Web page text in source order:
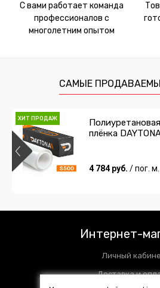
С вами работает команда
профессионалов с
многолетним опытом
САМЫЕ
ХИТ ПРОДАЖ
плёнка
4 784 руб. / пог. м.
Интернет-
Личный
Доставка и